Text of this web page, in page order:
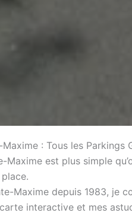
: Tous les Parkings
Maxime est plus simple
Maxime depuis 1983, je
interactive et mes